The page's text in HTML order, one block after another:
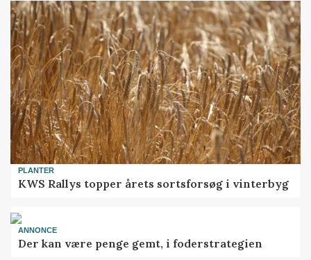
PLANTER
KWS Rallys topper årets sortsforsøg i vinterbyg
ANNONCE
Der kan være penge gemt, i foderstrategien